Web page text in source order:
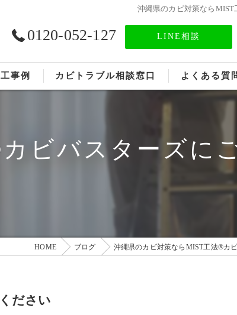
沖縄県のカビ対策なら
0120-052-127 LINE相談
事例 カビトラブル相談窓口 よくある質
ビバスターズに
HOME ブログ 沖縄県のカビ対策ならMIST工法®カ
ださい